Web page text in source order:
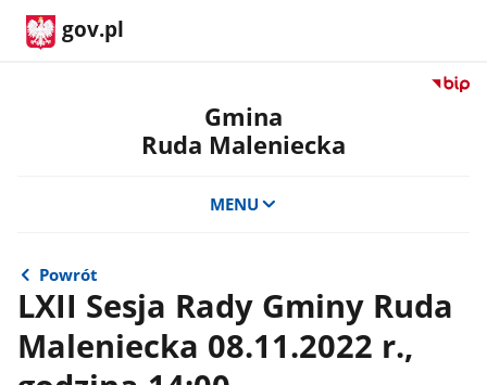
gov.pl
Przejdź
Gmina
Ruda Maleniecka
MENU
Powrót
LXII Sesja Rady Gminy Ruda
Maleniecka 08.11.2022 r.,